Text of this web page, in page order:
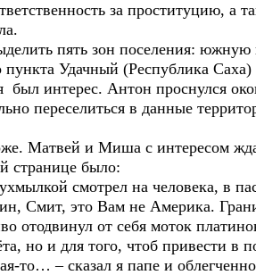
за проституцию, а
пять зон поселения: южную в
пункта Удачный (Республика
Антон проснулся
в данные
и Миша с интересом
было:
смотрел на человека, в
это Вам не Америка. Границу
от себя моток
но и для того, чтоб привести в
– сказал я папе и облегченно